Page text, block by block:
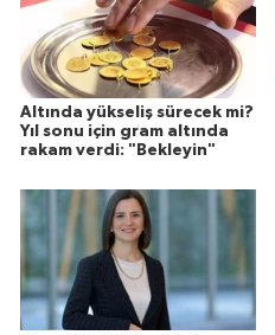
Altında yükseliş sürecek mi?
Yıl sonu için gram altında
rakam verdi: "Bekleyin"